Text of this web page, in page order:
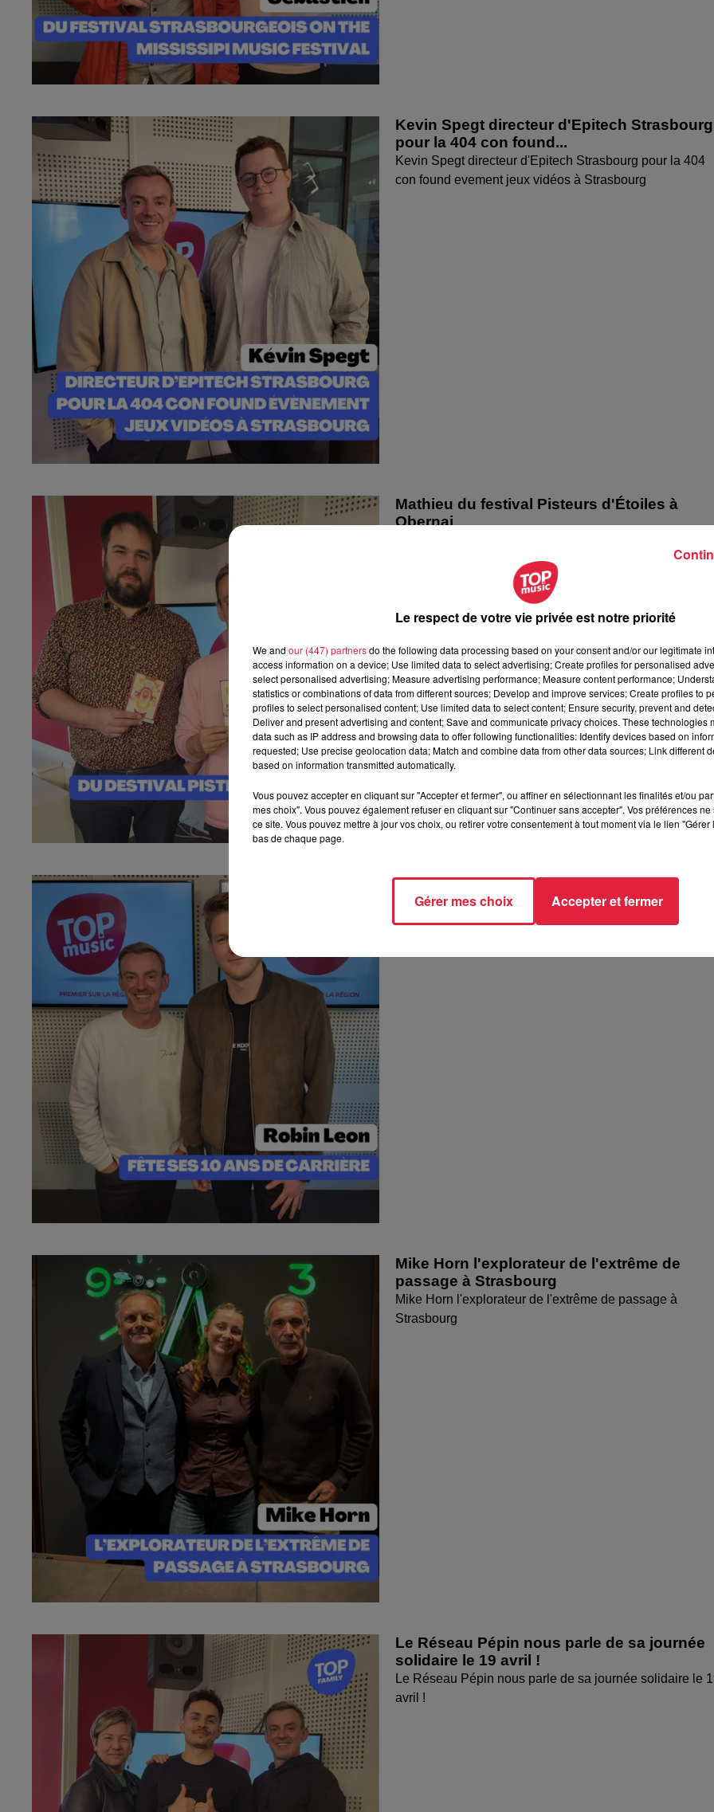
Kevin Spegt directeur d'Epitech Strasbourg
pour la 404 con found...
Kevin Spegt directeur d'Epitech Strasbourg pour la 404
con found evement jeux vidéos à Strasbourg
Mathieu du festival Pisteurs d'Étoiles à
Obernai
Robin Leon fête ses 10 ans de carrière
Robin Leon fête ses 10 ans de carrière
Mike Horn l'explorateur de l'extrême de
passage à Strasbourg
Mike Horn l'explorateur de l'extrême de passage à
Strasbourg
Le Réseau Pépin nous parle de sa journée
solidaire le 19 avril !
Le Réseau Pépin nous parle de sa journée solidaire le
avril !
Le respect de votre vie privée est notre priorité
We and our (447) partnersdo the following data processing based on your consent and/or our legitimate
access information on a device; Use limited data to select advertising; Create profiles for personalised
select personalised advertising; Measure advertising performance; Measure content performance;
statistics or combinations of data from different sources; Develop and improve services; Create profiles to
profiles to select personalised content; Use limited data to select content; Ensure security, prevent and
Deliver and present advertising and content; Save and communicate privacy choices. These technologies
data such as IP address and browsing data to offer following functionalities: Identify devices based on
requested; Use precise geolocation data; Match and combine data from other data sources; Link different
based on information transmitted automatically.
Vous pouvez accepter en cliquant sur "Accepter et fermer", ou affiner en sélectionnant les finalités et/ou
mes choix". Vous pouvez également refuser en cliquant sur "Continuer sans accepter". Vos préférences
ce site. Vous pouvez mettre à jour vos choix, ou retirer votre consentement à tout moment via le lien
bas de chaque page.
Gérer mes choix Accepter et fermer